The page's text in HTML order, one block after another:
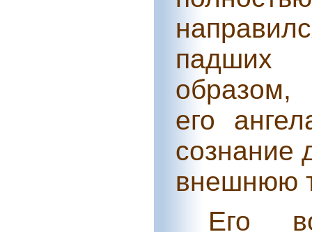
падших
образом,
его
сознание
внешнюю
Его